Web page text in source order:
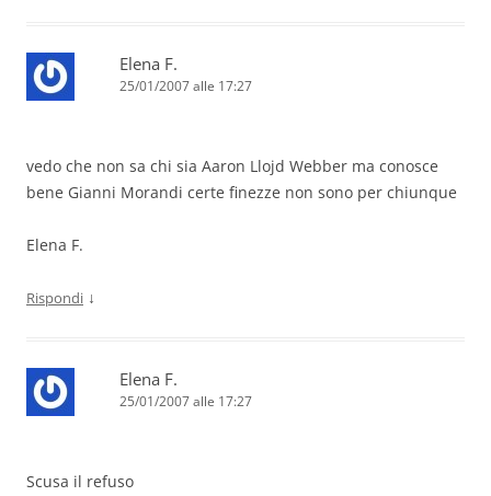
Elena F.
25/01/2007 alle 17:27
vedo che non sa chi sia Aaron Llojd Webber ma conosce
bene Gianni Morandi certe finezze non sono per chiunque
Elena F.
Rispondi ↓
Elena F.
25/01/2007 alle 17:27
Scusa il refuso